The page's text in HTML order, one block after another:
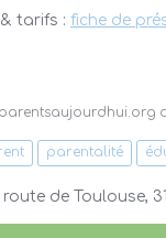
tarifs : fiche de
parentalité
route de Toulouse,